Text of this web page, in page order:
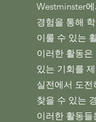
Westminster
경험을 통해
이룰 수 있는
이러한 활동
있는 기회를
실전에서 도
찾을 수 있는
이러한 활동